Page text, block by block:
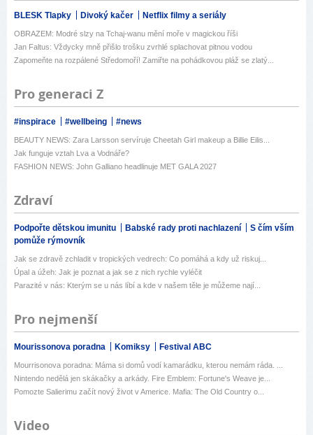
BLESK Tlapky Divoký kačer Netflix filmy a seriály
OBRAZEM: Modré slzy na Tchaj-wanu mění moře v magickou říši
Jan Faltus: Vždycky mně přišlo trošku zvrhlé splachovat pitnou vodou
Zapomeňte na rozpálené Středomoří! Zamiřte na pohádkovou pláž se zlatý...
Pro generaci Z
#inspirace #wellbeing #news
BEAUTY NEWS: Zara Larsson servíruje Cheetah Girl makeup a Billie Eilis...
Jak funguje vztah Lva a Vodnáře?
FASHION NEWS: John Galliano headlinuje MET GALA 2027
Zdraví
Podpořte dětskou imunitu Babské rady proti nachlazení
S čím vším
pomůže rýmovník
Jak se zdravě zchladit v tropických vedrech: Co pomáhá a kdy už riskuj...
Úpal a úžeh: Jak je poznat a jak se z nich rychle vyléčit
Parazité v nás: Kterým se u nás líbí a kde v našem těle je můžeme nají...
Pro nejmenší
Mourissonova poradna Komiksy Festival ABC
Mourrisonova poradna: Máma si domů vodí kamarádku, kterou nemám ráda. ...
Nintendo nedělá jen skákačky a arkády. Fire Emblem: Fortune's Weave je...
Pomozte Salierimu začít nový život v Americe. Mafia: The Old Country o...
Video